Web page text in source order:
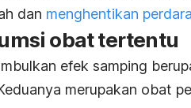
dan menghentikan
obat tertentu
efek samping
merupakan obat